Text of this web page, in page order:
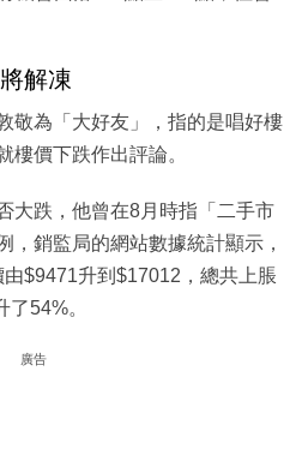
解凍
敬為「大好友」，指的是唱好樓
樓價下跌作出評論。
大跌，他曾在8月時指「二手市
，銷監局的網站數據統計顯示，
$9471升到$17012，總共上脹
54%。
廣告